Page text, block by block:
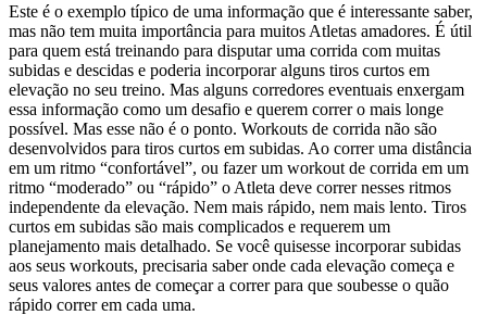
Este é o exemplo típico de uma informação que é interessante saber,
mas não tem muita importância para muitos Atletas amadores. É útil
para quem está treinando para disputar uma corrida com muitas
subidas e descidas e poderia incorporar alguns tiros curtos em
elevação no seu treino. Mas alguns corredores eventuais enxergam
essa informação como um desafio e querem correr o mais longe
possível. Mas esse não é o ponto. Workouts de corrida não são
desenvolvidos para tiros curtos em subidas. Ao correr uma distância
em um ritmo “confortável”, ou fazer um workout de corrida em um
ritmo “moderado” ou “rápido” o Atleta deve correr nesses ritmos
independente da elevação. Nem mais rápido, nem mais lento. Tiros
curtos em subidas são mais complicados e requerem um
planejamento mais detalhado. Se você quisesse incorporar subidas
aos seus workouts, precisaria saber onde cada elevação começa e
seus valores antes de começar a correr para que soubesse o quão
rápido correr em cada uma.